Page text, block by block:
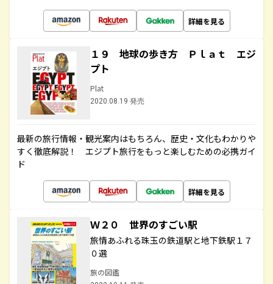
詳細を見る
１９ 地球の歩き方 Ｐｌａｔ エジ
プト
Plat
2020.08.19 発売
最新の旅行情報・観光案内はもちろん、歴史・文化もわかりや
すく徹底解説！ エジプト旅行をもっと楽しむための必携ガイ
ド
詳細を見る
Ｗ２０ 世界のすごい駅
旅情あふれる珠玉の鉄道駅と地下鉄駅１７
０選
旅の図鑑